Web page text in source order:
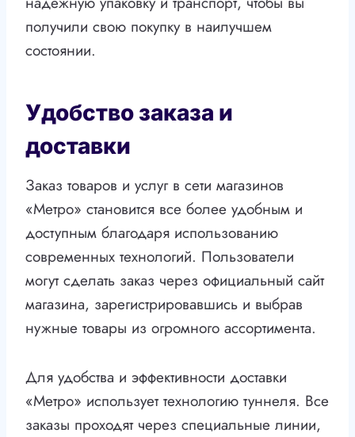
получили свою покупку в наилучшем
состоянии.
Удобство заказа и
доставки
Заказ товаров и услуг в сети магазинов
«Метро» становится все более удобным и
доступным благодаря использованию
современных технологий. Пользователи
могут сделать заказ через официальный сайт
магазина, зарегистрировавшись и выбрав
нужные товары из огромного ассортимента.
Для удобства и эффективности доставки
«Метро» использует технологию туннеля. Все
заказы проходят через специальные линии,